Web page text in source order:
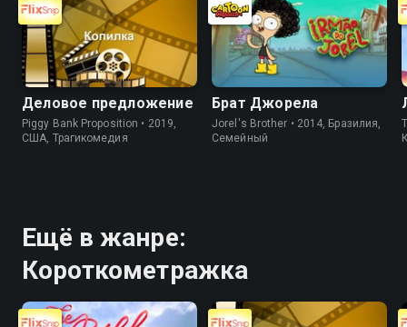
Деловое предложение
Piggy Bank Proposition • 2019,
США, Трагикомедия
Брат Джорела
Jorel's Brother • 2014, Бразилия,
Cемейный
Ещё в жанре:
Короткометражка